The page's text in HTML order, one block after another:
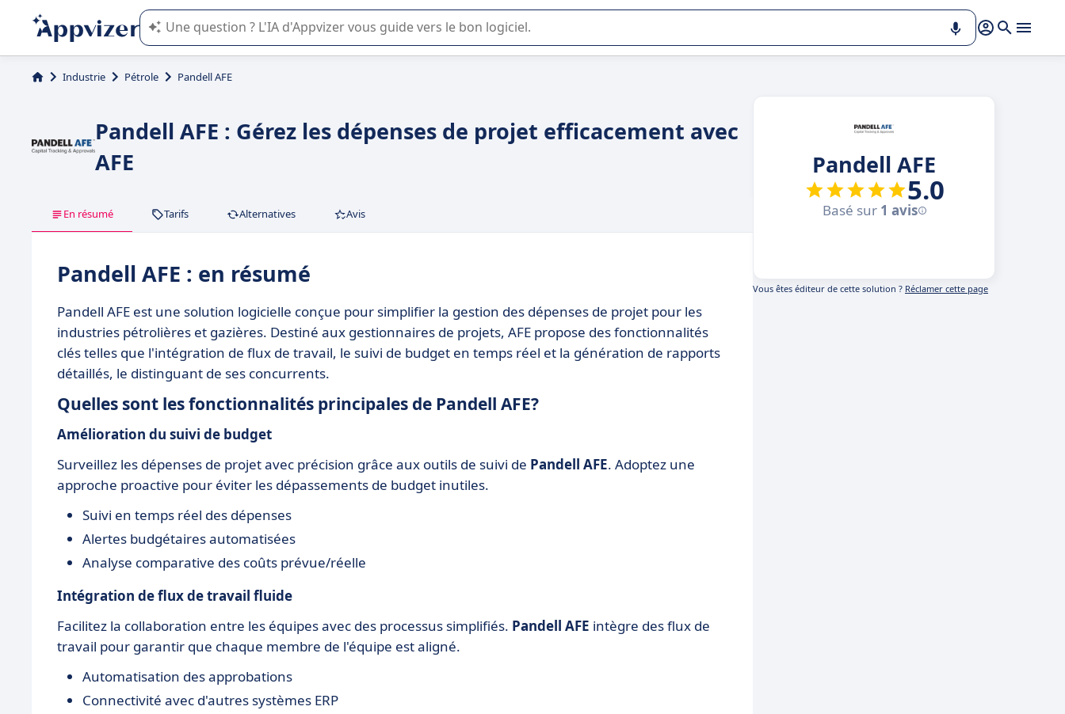
L'IA de Appvizer vous guide dans l'utilisation ou la sélection de logiciel SaaS en entreprise.
Industrie Pétrole Pandell AFE
Pandell AFE : Gérez les dépenses de projet efficacement avec
AFE
En résumé Tarifs Alternatives Avis
Pandell AFE : en résumé
Pandell AFE est une solution logicielle conçue pour simplifier la gestion des dépenses de projet pour les
industries pétrolières et gazières. Destiné aux gestionnaires de projets, AFE propose des fonctionnalités
clés telles que l'intégration de flux de travail, le suivi de budget en temps réel et la génération de rapports
détaillés, le distinguant de ses concurrents.
Quelles sont les fonctionnalités principales de Pandell AFE?
Amélioration du suivi de budget
Surveillez les dépenses de projet avec précision grâce aux outils de suivi de Pandell AFE. Adoptez une
approche proactive pour éviter les dépassements de budget inutiles.
Suivi en temps réel des dépenses
Alertes budgétaires automatisées
Analyse comparative des coûts prévue/réelle
Intégration de flux de travail fluide
Facilitez la collaboration entre les équipes avec des processus simplifiés. Pandell AFE intègre des flux de
travail pour garantir que chaque membre de l'équipe est aligné.
Automatisation des approbations
Connectivité avec d'autres systèmes ERP
Pandell AFE
5.0
Basé sur 1 avis
Vous êtes éditeur de cette solution ? Réclamer cette page